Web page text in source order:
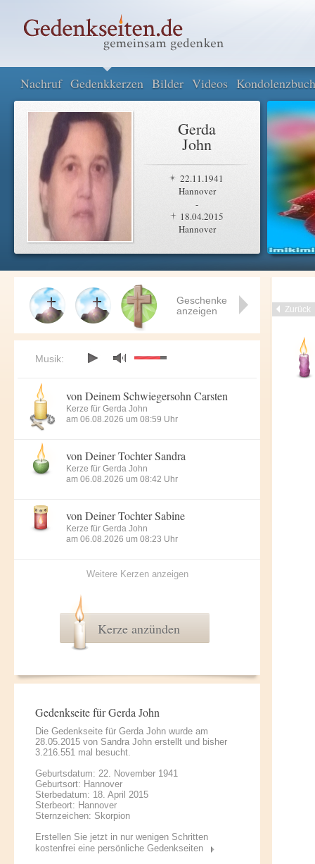
Nachruf Gedenkkerzen Bilder Videos Kondolenzbuch
Gerda
John
22.11.1941
Hannover
-
18.04.2015
Hannover
Zurück
Geschenke
anzeigen
Musik:
von Deinem Schwiegersohn Carsten
Kerze für Gerda John
am 06.08.2026 um 08:59 Uhr
von Deiner Tochter Sandra
Kerze für Gerda John
am 06.08.2026 um 08:42 Uhr
von Deiner Tochter Sabine
Kerze für Gerda John
am 06.08.2026 um 08:23 Uhr
Weitere Kerzen anzeigen
Kerze anzünden
Gedenkseite für Gerda John
Die Gedenkseite für Gerda John wurde am
28.05.2015 von Sandra John erstellt und bisher
3.216.551 mal besucht.
Geburtsdatum: 22. November 1941
Geburtsort: Hannover
Sterbedatum: 18. April 2015
Sterbeort: Hannover
Sternzeichen: Skorpion
Erstellen Sie jetzt in nur wenigen Schritten
kostenfrei eine persönliche Gedenkseiten